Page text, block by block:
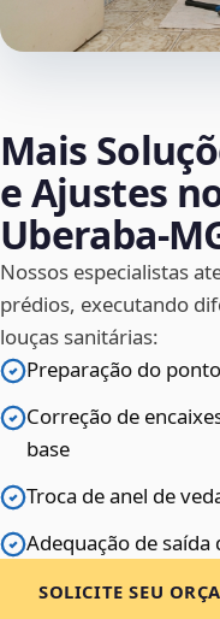
Mais
e Ajustes
Nossos especialistas
prédios, executando
louças sanitárias:
Preparação do
Correção de
base
Troca de anel de
Adequação de
SOLICITE SEU